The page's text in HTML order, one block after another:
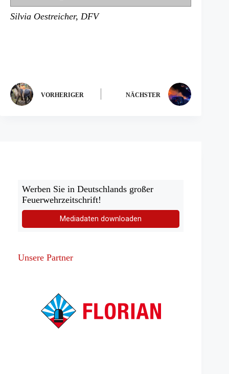
Silvia Oestreicher, DFV
VORHERIGER NÄCHSTER
Werben Sie in Deutschlands großer
Feuerwehrzeitschrift!
Mediadaten downloaden
Unsere Partner